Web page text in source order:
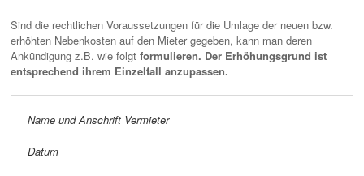
Sind die rechtlichen Voraussetzungen für die Umlage der neuen bzw.
erhöhten Nebenkosten auf den Mieter gegeben, kann man deren
Ankündigung z.B. wie folgt formulieren. Der Erhöhungsgrund ist
entsprechend ihrem Einzelfall anzupassen.
Name und Anschrift Vermieter
Datum __________________